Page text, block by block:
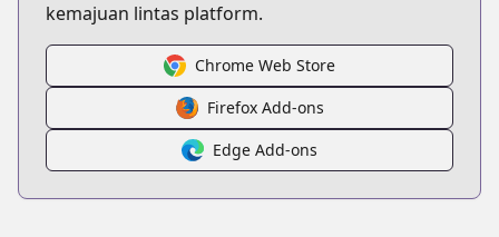
kemajuan lintas platform.
Chrome Web Store
Firefox Add-ons
Edge Add-ons